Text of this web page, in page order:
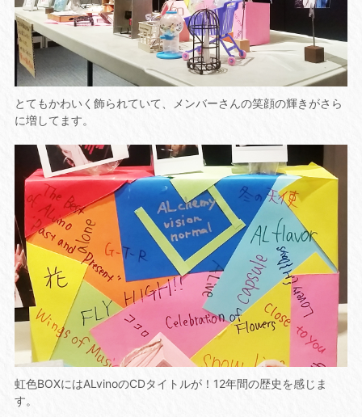
とてもかわいく飾られていて、メンバーさんの笑顔の輝きがさら
に増してます。
虹色BOXにはALvinoのCDタイトルが！12年間の歴史を感じま
す。